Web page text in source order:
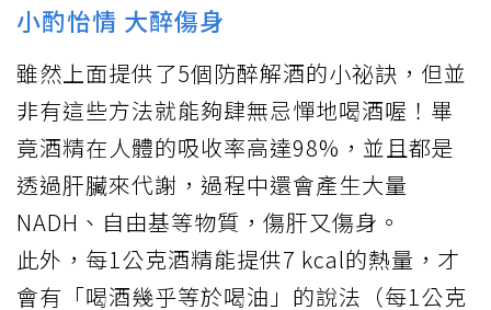
小酌怡情 大醉傷身
雖然上面提供了5個防醉解酒的小祕訣，但並
非有這些方法就能夠肆無忌憚地喝酒喔！畢
竟酒精在人體的吸收率高達98%，並且都是
透過肝臟來代謝，過程中還會產生大量
NADH、自由基等物質，傷肝又傷身。
此外，每1公克酒精能提供7 kcal的熱量，才
會有「喝酒幾乎等於喝油」的說法（每1公克